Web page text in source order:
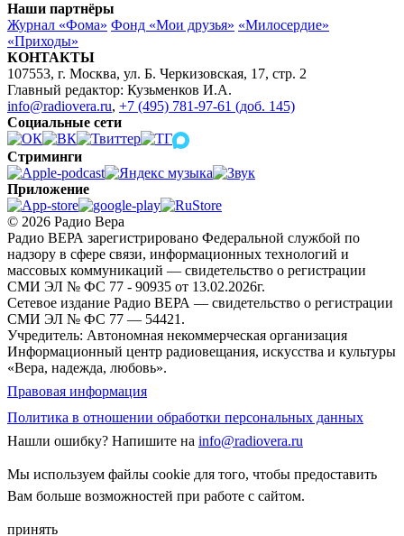
Наши партнёры
Журнал «Фома» Фонд «Мои друзья» «Милосердие»
«Приходы»
КОНТАКТЫ
107553, г. Москва, ул. Б. Черкизовская, 17, стр. 2
Главный редактор: Кузьменков И.А.
info@radiovera.ru, +7 (495) 781-97-61 (доб. 145)
Социальные сети
Стриминги
Приложение
© 2026 Радио Вера
Радио ВЕРА зарегистрировано Федеральной службой по
надзору в сфере связи, информационных технологий и
массовых коммуникаций — свидетельство о регистрации
СМИ ЭЛ № ФС 77 - 90935 от 13.02.2026г.
Сетевое издание Радио ВЕРА — свидетельство о регистрации
СМИ ЭЛ № ФС 77 — 54421.
Учредитель: Автономная некоммерческая организация
Информационный центр радиовещания, искусства и культуры
«Вера, надежда, любовь».
Правовая информация
Политика в отношении обработки персональных данных
Нашли ошибку? Напишите на info@radiovera.ru
Мы используем файлы cookie для того, чтобы предоставить
Вам больше возможностей при работе с сайтом.
принять